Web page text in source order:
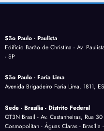
São Paulo - Paulista
Edifício Barão de Christina - Av.
- SP
São Paulo - Faria Lima
Avenida Brigadeiro Faria Lima, 1811,
Sede - Brasília - Distrito Federal
OT3N Brasil - Av. Castanheiras, Rua
Cosmopolitan - Águas Claras - Brasília